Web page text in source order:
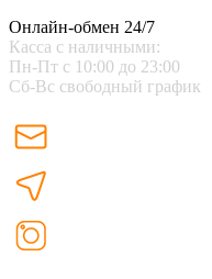
Онлайн-обмен 24/7
Касса с наличными:
Пн-Пт с 10:00 до 23:00
Сб-Вс свободный график